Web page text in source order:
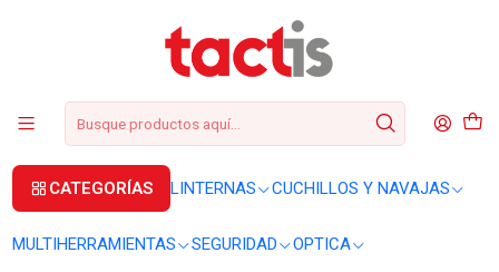
CATEGORÍAS LINTERNAS CUCHILLOS Y NAVAJAS
MULTIHERRAMIENTAS SEGURIDAD OPTICA
+56 2 3224 9572 +569 62369815
MULTIHERRAMIENTAS
ACCESORIOS
Estuche Leatherman nylon sin bolsillos #934928